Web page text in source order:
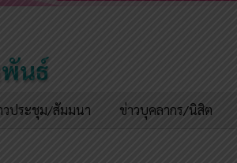
นธ์
วประชุม/สัมมนา ข่าวบุคลากร/นิสิต